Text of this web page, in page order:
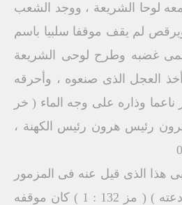
لوحا الشريعة ، ووجد الشعب
ويرقص لم يقف موقفا سلبيا باسم
حمى غضبه وطرح لوحى الشريعة
العجل الذى صنعوه ، وأحرقه
ناعما وذاره على وجه الماء ( خر
وانتهر هرون رئيس هرون رئيس الكهنة ،
هذا الذى قيل عنه فى المزمور
( اذكر يارب داود وكل دعته ) ( مز 132 : 1 ) كان موقفه